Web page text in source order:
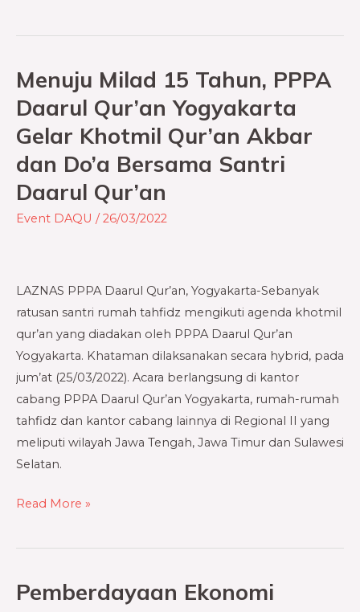
Menuju Milad 15 Tahun, PPPA
Daarul Qur’an Yogyakarta
Gelar Khotmil Qur’an Akbar
dan Do’a Bersama Santri
Daarul Qur’an
Event DAQU /26/03/2022
LAZNAS PPPA Daarul Qur’an, Yogyakarta-Sebanyak
ratusan santri rumah tahfidz mengikuti agenda khotmil
qur’an yang diadakan oleh PPPA Daarul Qur’an
Yogyakarta. Khataman dilaksanakan secara hybrid, pada
jum’at (25/03/2022). Acara berlangsung di kantor
cabang PPPA Daarul Qur’an Yogyakarta, rumah-rumah
tahfidz dan kantor cabang lainnya di Regional II yang
meliputi wilayah Jawa Tengah, Jawa Timur dan Sulawesi
Selatan.
Menuju
15
Tahun,
PPPA
Daarul
Yogyakarta
Qur’an
Akbar
dan
Do’a
Bersama
Santri
Daarul
Qur’an
Read More »
Pemberdayaan Ekonomi
Pemberdayaan